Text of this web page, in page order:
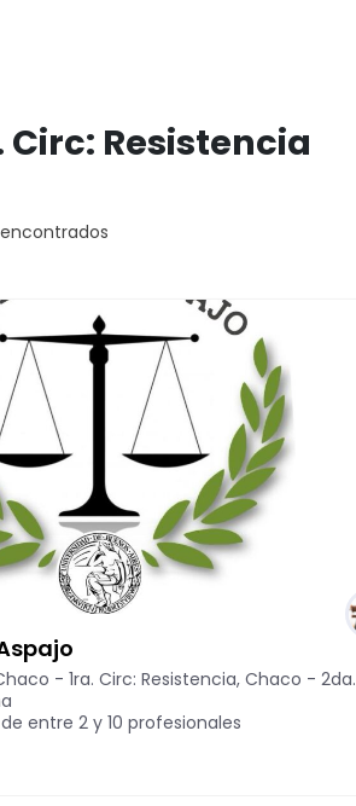
Circ: Resistencia
- 1ra. Circ: Resistencia, Chaco - 2da.
entre 2 y 10 profesionales